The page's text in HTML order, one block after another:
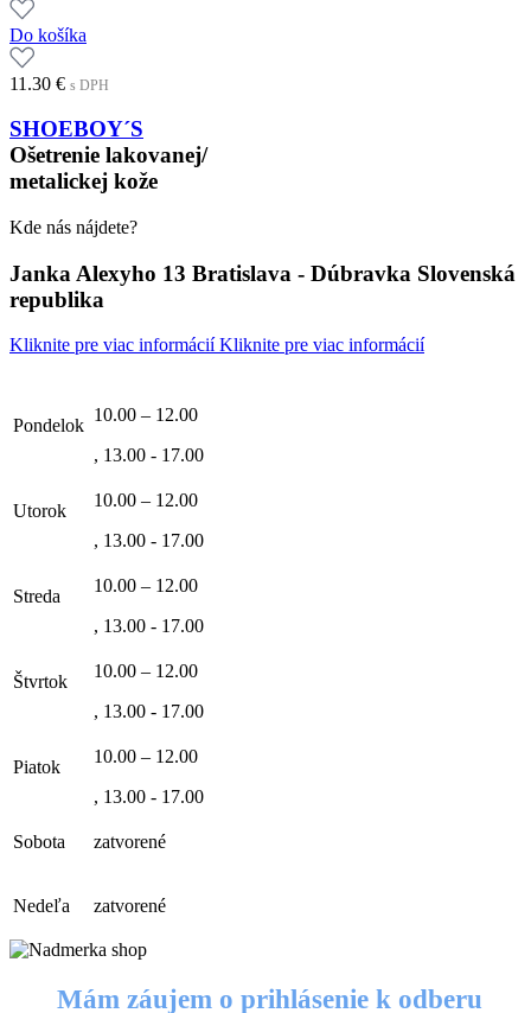
Do košíka
11.30 € s DPH
SHOEBOY´S
Ošetrenie lakovanej/
metalickej kože
Kde nás nájdete?
Janka Alexyho 13 Bratislava - Dúbravka Slovenská
republika
Kliknite pre viac informáciíKliknite pre viac informácií
Pondelok
10.00 – 12.00
, 13.00 - 17.00
Utorok
10.00 – 12.00
, 13.00 - 17.00
Streda
10.00 – 12.00
, 13.00 - 17.00
Štvrtok
10.00 – 12.00
, 13.00 - 17.00
Piatok
10.00 – 12.00
, 13.00 - 17.00
Sobota zatvorené
Nedeľa zatvorené
Mám záujem o prihlásenie k odberu